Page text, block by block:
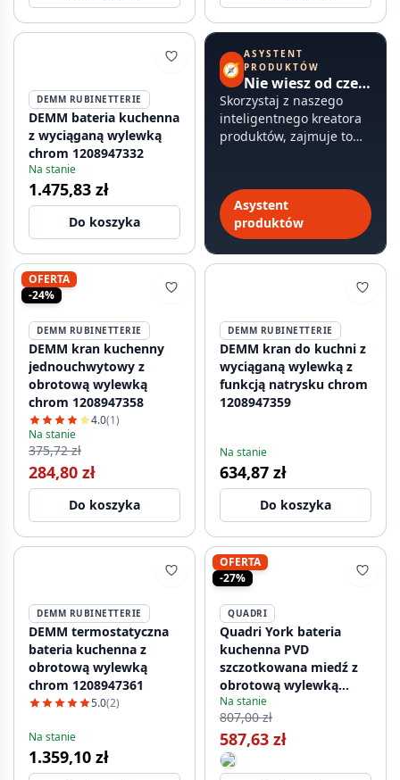
DEMM RUBINETTERIE
DEMM bateria kuchenna
z wyciąganą wylewką
chrom 1208947332
Na stanie
1.475,83 zł
Do koszyka
🧭
ASYSTENT
PRODUKTÓW
Nie wiesz od czego zacząć?
Skorzystaj z naszego
inteligentnego kreatora
produktów, zajmuje to
Asystent
produktów
OFERTA
-24%
DEMM RUBINETTERIE
DEMM kran kuchenny
jednouchwytowy z
obrotową wylewką
chrom 1208947358
4.0(1)
Na stanie
375,72 zł
284,80 zł
Do koszyka
DEMM RUBINETTERIE
DEMM kran do kuchni z
wyciąganą wylewką z
funkcją natrysku chrom
1208947359
Na stanie
634,87 zł
Do koszyka
DEMM RUBINETTERIE
DEMM termostatyczna
bateria kuchenna z
obrotową wylewką
chrom 1208947361
5.0(2)
Na stanie
1.359,10 zł
OFERTA
-27%
QUADRI
Quadri York bateria
kuchenna PVD
szczotkowana miedź z
obrotową wylewką
1208955906
Na stanie
807,00 zł
587,63 zł